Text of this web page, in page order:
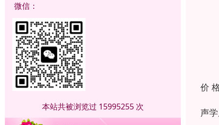
微信：
本站共被浏览过 15995255 次
价
声